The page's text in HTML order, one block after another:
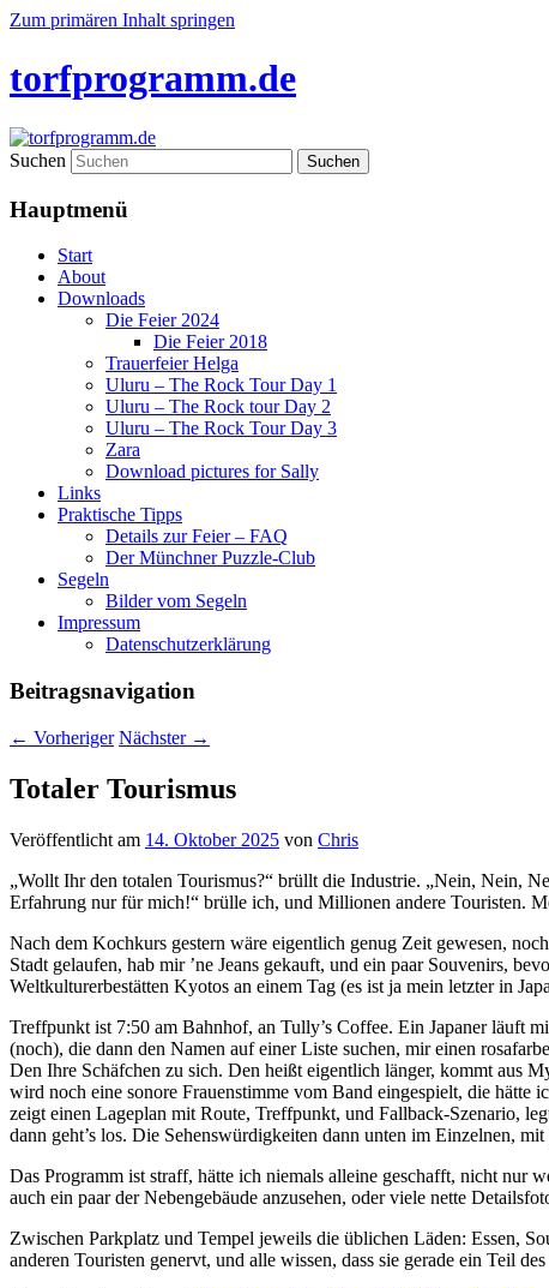
Zum primären Inhalt springen
torfprogramm.de
Suchen
Hauptmenü
Start
About
Downloads
Die Feier 2024
Die Feier 2018
Trauerfeier Helga
Uluru – The Rock Tour Day 1
Uluru – The Rock tour Day 2
Uluru – The Rock Tour Day 3
Zara
Download pictures for Sally
Links
Praktische Tipps
Details zur Feier – FAQ
Der Münchner Puzzle-Club
Segeln
Bilder vom Segeln
Impressum
Datenschutz­erklärung
Beitragsnavigation
← Vorheriger Nächster →
Totaler Tourismus
Veröffentlicht am 14. Oktober 2025 von Chris
„Wollt Ihr den totalen Tourismus?“ brüllt die Industrie. „Nein, Nein,
Erfahrung nur für mich!“ brülle ich, und Millionen andere Touristen.
Nach dem Kochkurs gestern wäre eigentlich genug Zeit gewesen,
Stadt gelaufen, hab mir ’ne Jeans gekauft, und ein paar Souvenirs,
Weltkulturerbestätten Kyotos an einem Tag (es ist ja mein letzter in
Treffpunkt ist 7:50 am Bahnhof, an Tully’s Coffee. Ein Japaner läuft
(noch), die dann den Namen auf einer Liste suchen, mir einen
Den Ihre Schäfchen zu sich. Den heißt eigentlich länger, kommt aus
wird noch eine sonore Frauenstimme vom Band eingespielt, die hätte
zeigt einen Lageplan mit Route, Treffpunkt, und Fallback-Szenario,
dann geht’s los. Die Sehenswürdigkeiten dann unten im Einzelnen,
Das Programm ist straff, hätte ich niemals alleine geschafft, nicht nur
auch ein paar der Nebengebäude anzusehen, oder viele nette
Zwischen Parkplatz und Tempel jeweils die üblichen Läden: Essen,
anderen Touristen genervt, und alle wissen, dass sie gerade ein Teil